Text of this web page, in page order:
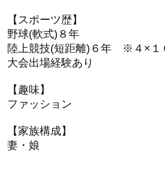
【スポーツ歴】
野球(軟式)８年
陸上競技(短距離)６年 ※４×１
大会出場経験あり
【趣味】
ファッション
【家族構成】
妻・娘